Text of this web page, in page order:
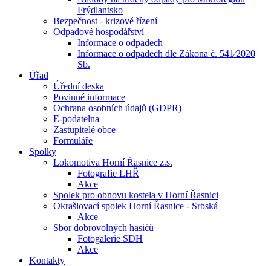
Frýdlantsko
Bezpečnost - krizové řízení
Odpadové hospodářství
Informace o odpadech
Informace o odpadech dle Zákona č. 541⁄2020
Sb.
Úřad
Úřední deska
Povinné informace
Ochrana osobních údajů (GDPR)
E-podatelna
Zastupitelé obce
Formuláře
Spolky
Lokomotiva Horní Řasnice z.s.
Fotografie LHŘ
Akce
Spolek pro obnovu kostela v Horní Řasnici
Okrašlovací spolek Horní Řasnice - Srbská
Akce
Sbor dobrovolných hasičů
Fotogalerie SDH
Akce
Kontakty